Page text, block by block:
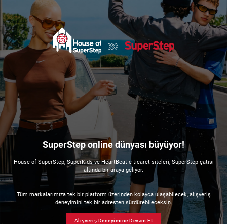
SuperStep online dünyası büyüyor!
House of SuperStep, SuperKids ve HeartBeat e-ticaret siteleri, SuperStep çatısı
altında bir araya geliyor.
Tüm markalarımıza tek bir platform üzerinden kolayca ulaşabilecek, alışveriş
deneyimini tek bir adresten sürdürebileceksin.
Alışveriş Deneyimine Devam Et